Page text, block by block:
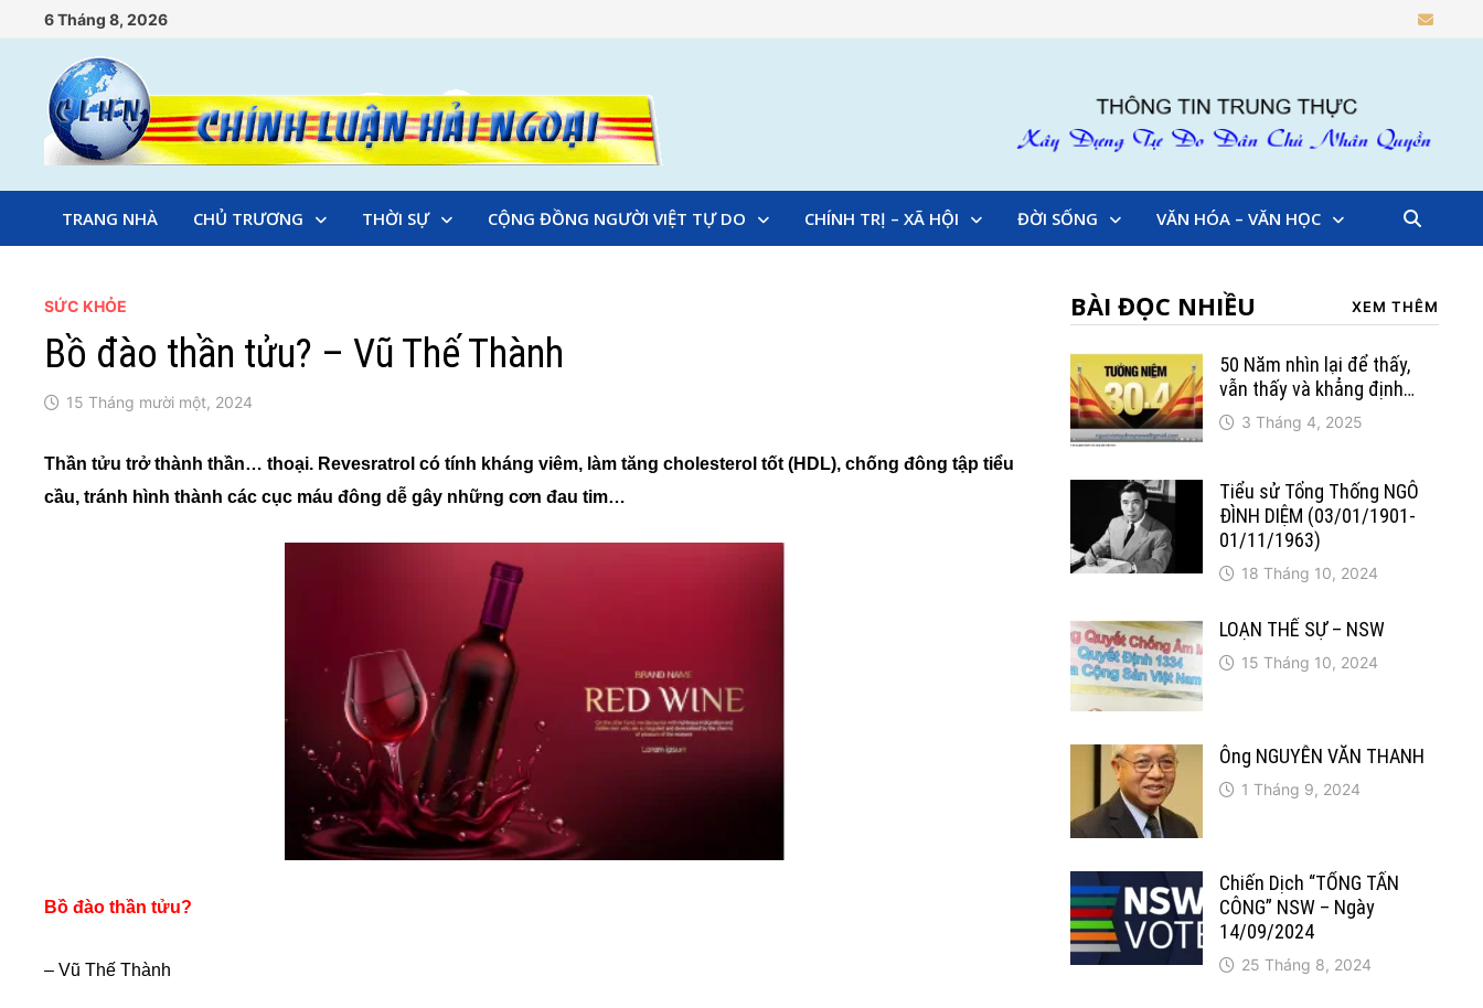
to
content
6 Tháng 8, 2026
TRANG NHÀ CHỦ TRƯƠNG THỜI SỰ CỘNG ĐỒNG NGƯỜI VIỆT TỰ DO CHÍNH TRỊ – XÃ HỘI ĐỜI SỐNG VĂN HÓA – VĂN HỌC
SỨC KHỎE
Bồ đào thần tửu? – Vũ Thế Thành
15 Tháng mười một, 2024
Thần tửu trở thành thần… thoại. Revesratrol có tính kháng viêm, làm tăng cholesterol tốt (HDL), chống đông tập tiểu
cầu, tránh hình thành các cục máu đông dễ gây những cơn đau tim…
Bồ đào thần tửu?
–Vũ Thế Thành
BÀI ĐỌC NHIỀU XEM THÊM
50 Năm nhìn lại để thấy,
vẫn thấy và khẳng định…
3 Tháng 4, 2025
Tiểu sử Tổng Thống NGÔ
ĐÌNH DIỆM (03/01/1901-
01/11/1963)
18 Tháng 10, 2024
LOẠN THẾ SỰ – NSW
15 Tháng 10, 2024
Ông NGUYỄN VĂN THANH
1 Tháng 9, 2024
Chiến Dịch “TỔNG TẤN
CÔNG” NSW – Ngày
14/09/2024
25 Tháng 8, 2024